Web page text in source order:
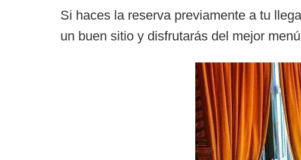
Si haces la reserva previamente a tu
un buen sitio y disfrutarás del mejor